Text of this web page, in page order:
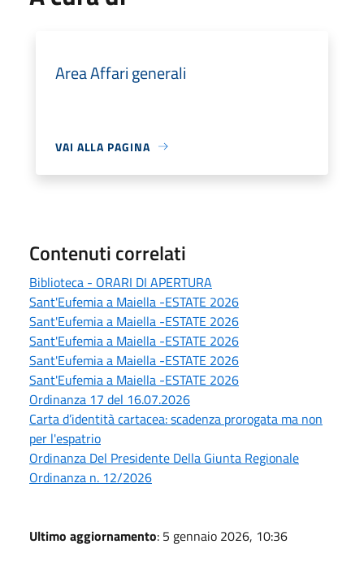
Area Affari generali
VAI ALLA PAGINA
Contenuti correlati
Biblioteca - ORARI DI APERTURA
Sant'Eufemia a Maiella -ESTATE 2026
Sant'Eufemia a Maiella -ESTATE 2026
Sant'Eufemia a Maiella -ESTATE 2026
Sant'Eufemia a Maiella -ESTATE 2026
Sant'Eufemia a Maiella -ESTATE 2026
Ordinanza 17 del 16.07.2026
Carta d’identità cartacea: scadenza prorogata ma non
per l'espatrio
Ordinanza Del Presidente Della Giunta Regionale
Ordinanza n. 12/2026
Ultimo aggiornamento: 5 gennaio 2026, 10:36